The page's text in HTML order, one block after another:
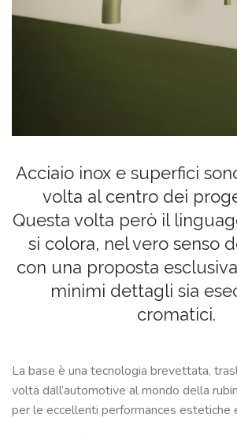
Acciaio inox e superfici
volta al centro dei
Questa volta però il
si colora, nel vero senso
con una proposta
minimi dettagli sia
cromatici.
La base è una tecnologia brevettata,
volta dall’automotive al mondo della
per le eccellenti performances estetiche
CERCA